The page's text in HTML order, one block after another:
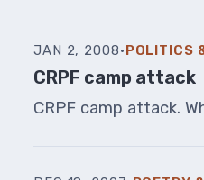
JAN 2, 2008·POLITICS
CRPF camp attack
CRPF camp attack.